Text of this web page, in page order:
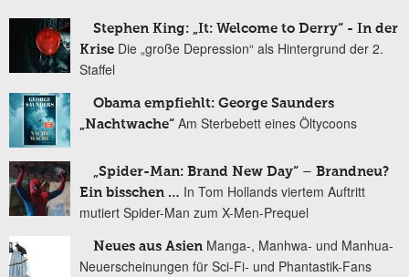
Stephen King: „It: Welcome to Derry“ - In der
Krise Die „große Depression“ als Hintergrund der 2.
Staffel
Obama empfiehlt: George Saunders
„Nachtwache“ Am Sterbebett eines Öltycoons
„Spider-Man: Brand New Day“ – Brandneu?
Ein bisschen … In Tom Hollands viertem Auftritt
mutiert Spider-Man zum X-Men-Prequel
Neues aus Asien Manga-, Manhwa- und Manhua-
Neuerscheinungen für Sci-Fi- und Phantastik-Fans